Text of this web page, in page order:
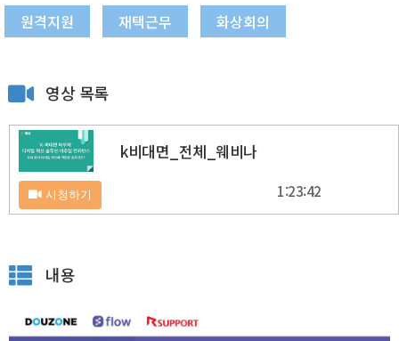
원격지원 재택근무 화상회의
영상 목록
k비대면_전체_웨비나
시청하기 1:23:42
내용